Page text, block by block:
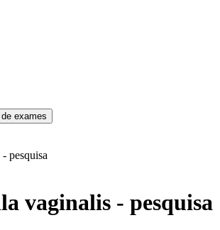
exames
pesquisa
vaginalis - pesquisa